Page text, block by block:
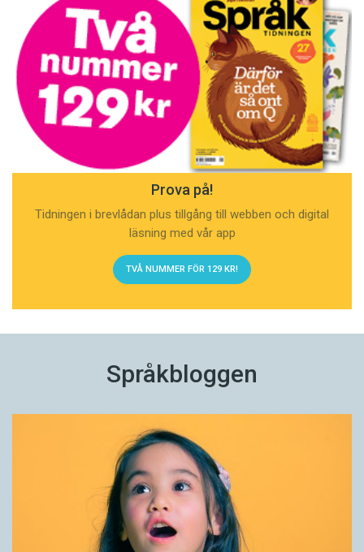
Prova på!
Tidningen i brevlådan plus tillgång till webben och digital
läsning med vår app
TVÅ NUMMER FÖR 129 KR!
Språkbloggen